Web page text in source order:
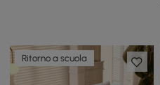
Ritorno a scuola